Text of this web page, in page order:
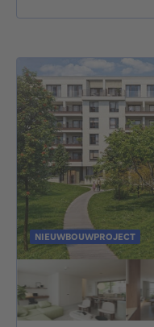
NIEUWBOUWPROJECT